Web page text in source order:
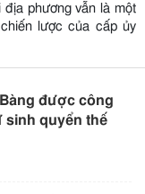
phương vẫn là một
lược của cấp ủy
được công
sinh quyển thế